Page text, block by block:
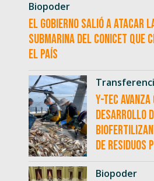
Biopoder
El Gobierno salió a atacar
submarina del CONICET
el país
Y-TEC
desarrollo
de residuos
Biopoder